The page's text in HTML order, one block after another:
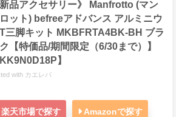
新品アクセサリー》 Manfrotto (マン
ット) befreeアドバンス アルミニウ
三脚キット MKBFRTA4BK-BH ブラ
【特価品/期間限定（6/30まで）】
KK9N0D18P】
with カエレバ
楽天市場で探す Amazonで探す